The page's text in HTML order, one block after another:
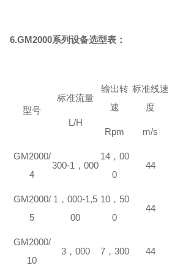
6.GM2000系列设备选型表：
型号
标准流量
L/H
输出转
速
Rpm
标准线速
度
m/s
GM2000/
4
300-1，000
14，00
0
44
GM2000/
5
1，000-1,5
00
10，50
0
44
GM2000/
10
3，000 7，300 44